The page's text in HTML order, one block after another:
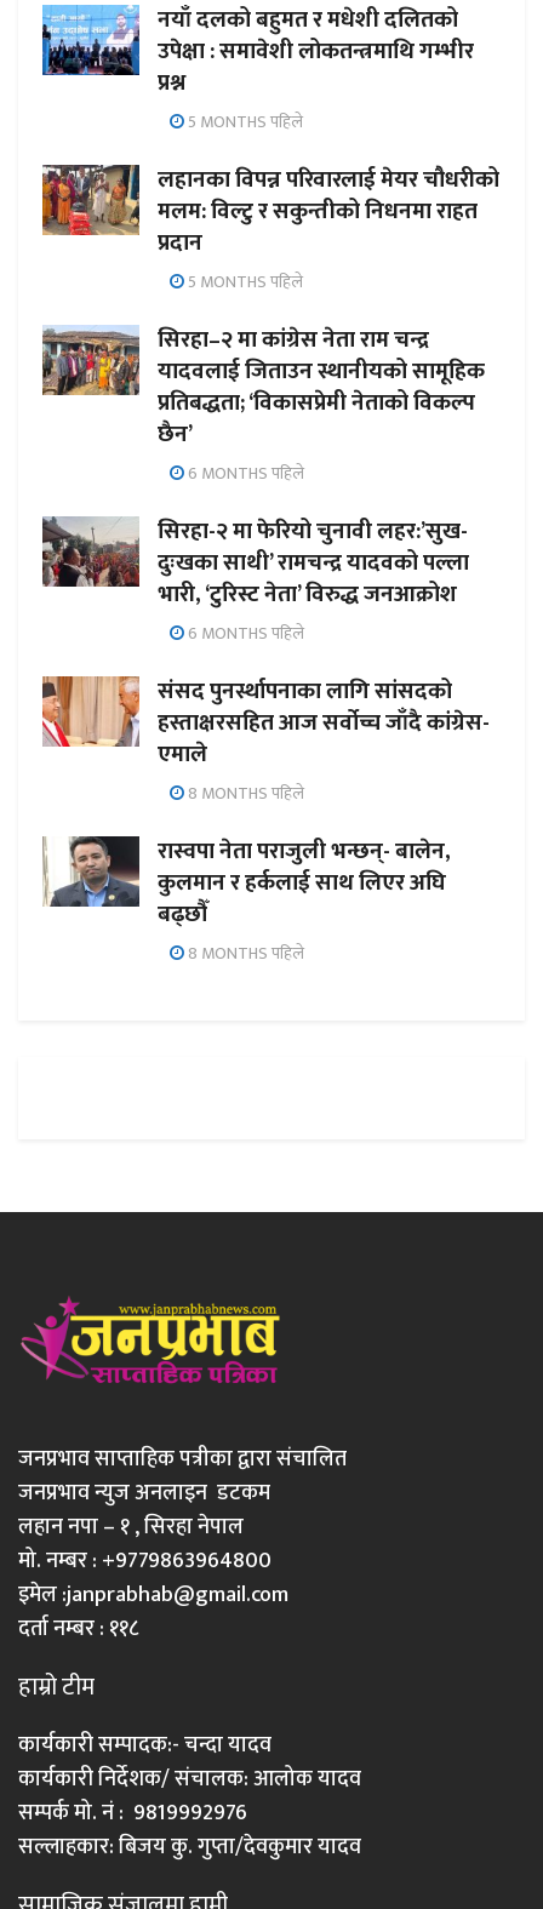
नयाँ दलको बहुमत र मधेशी दलितको
उपेक्षा : समावेशी लोकतन्त्रमाथि गम्भीर
प्रश्न
5 MONTHS पहिले
लहानका विपन्न परिवारलाई मेयर चौधरीको
मलम: विल्टु र सकुन्तीको निधनमा राहत
प्रदान
5 MONTHS पहिले
सिरहा–२ मा कांग्रेस नेता राम चन्द्र
यादवलाई जिताउन स्थानीयको सामूहिक
प्रतिबद्धता; ‘विकासप्रेमी नेताको विकल्प
छैन’
6 MONTHS पहिले
सिरहा-२ मा फेरियो चुनावी लहर:’सुख-
दुःखका साथी’ रामचन्द्र यादवको पल्ला
भारी, ‘टुरिस्ट नेता’ विरुद्ध जनआक्रोश
6 MONTHS पहिले
संसद पुनर्स्थापनाका लागि सांसदको
हस्ताक्षरसहित आज सर्वोच्च जाँदै कांग्रेस-
एमाले
8 MONTHS पहिले
रास्वपा नेता पराजुली भन्छन्- बालेन,
कुलमान र हर्कलाई साथ लिएर अघि
बढ्छौँ
8 MONTHS पहिले
जनप्रभाव साप्ताहिक पत्रीका द्वारा संचालित
जनप्रभाव न्युज अनलाइन डटकम
लहान नपा – १ , सिरहा नेपाल
मो. नम्बर : +9779863964800
इमेल :janprabhab@gmail.com
दर्ता नम्बर : ११८
हाम्रो टीम
कार्यकारी सम्पादक:- चन्दा यादव
कार्यकारी निर्देशक/ संचालक: आलोक यादव
सम्पर्क मो. नं : 9819992976
सल्लाहकार: बिजय कु. गुप्ता/देवकुमार यादव